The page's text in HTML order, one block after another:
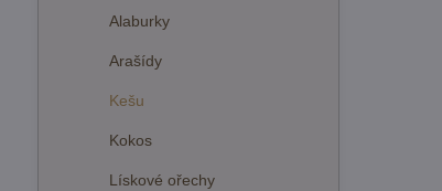
Alaburky
Arašídy
Kešu
Kokos
Lískové ořechy